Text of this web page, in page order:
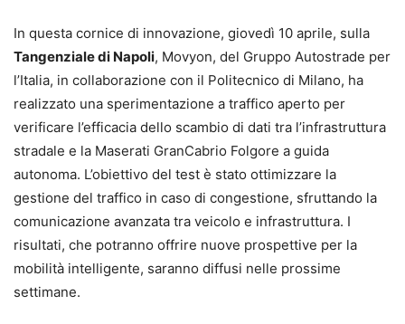
In questa cornice di innovazione, giovedì 10 aprile, sulla
Tangenziale di Napoli, Movyon, del Gruppo Autostrade per
l’Italia, in collaborazione con il Politecnico di Milano, ha
realizzato una sperimentazione a traffico aperto per
verificare l’efficacia dello scambio di dati tra l’infrastruttura
stradale e la Maserati GranCabrio Folgore a guida
autonoma. L’obiettivo del test è stato ottimizzare la
gestione del traffico in caso di congestione, sfruttando la
comunicazione avanzata tra veicolo e infrastruttura. I
risultati, che potranno offrire nuove prospettive per la
mobilità intelligente, saranno diffusi nelle prossime
settimane.